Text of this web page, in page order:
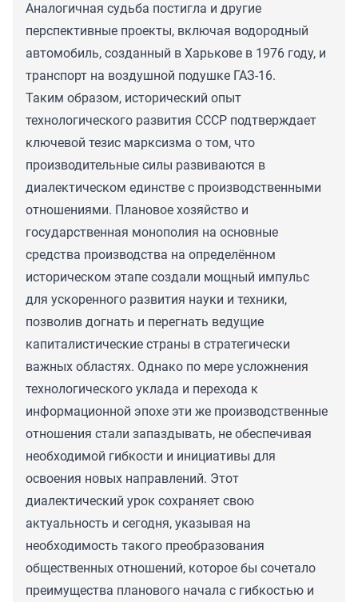
Аналогичная судьба постигла и другие
перспективные проекты, включая водородный
автомобиль, созданный в Харькове в 1976 году, и
транспорт на воздушной подушке ГАЗ-16.
Таким образом, исторический опыт
технологического развития СССР подтверждает
ключевой тезис марксизма о том, что
производительные силы развиваются в
диалектическом единстве с производственными
отношениями. Плановое хозяйство и
государственная монополия на основные
средства производства на определённом
историческом этапе создали мощный импульс
для ускоренного развития науки и техники,
позволив догнать и перегнать ведущие
капиталистические страны в стратегически
важных областях. Однако по мере усложнения
технологического уклада и перехода к
информационной эпохе эти же производственные
отношения стали запаздывать, не обеспечивая
необходимой гибкости и инициативы для
освоения новых направлений. Этот
диалектический урок сохраняет свою
актуальность и сегодня, указывая на
необходимость такого преобразования
общественных отношений, которое бы сочеталo
преимущества планового начала с гибкостью и